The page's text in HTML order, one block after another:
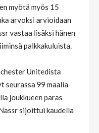
myötä myös 15
arvoksi arvioidaan
vastaa lisäksi hänen
palkkakuluista.
Unitedista
seurassa 99 maalia
joukkueen paras
sijoittui kaudella